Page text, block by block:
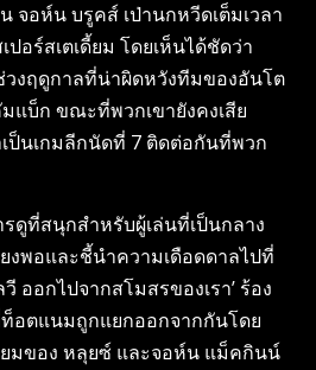
จอห์น บรูคส์ เป่านกหวีดเต็มเวลา
อร์สเตเดี้ยม โดยเห็นได้ชัดว่า
งฤดูกาลที่น่าผิดหวังทีมของอันโต
แบ็ก ขณะที่พวกเขายังคงเสีย
ป็นเกมลีกนัดที่ 7 ติดต่อกันที่พวก
ดูที่สนุกสำหรับผู้เล่นที่เป็นกลาง
งพอและชี้นำความเดือดดาลไปที่
วี ออกไปจากสโมสรของเรา’ ร้อง
อตแนมถูกแยกออกจากกันโดย
ยมของ หลุยซ์ และจอห์น แม็คกินน์